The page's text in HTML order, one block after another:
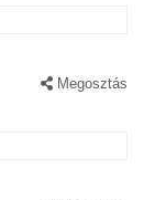
Megosztás